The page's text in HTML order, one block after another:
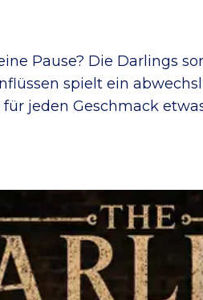
Pause? Die Darlings
spielt ein
jeden Geschmack